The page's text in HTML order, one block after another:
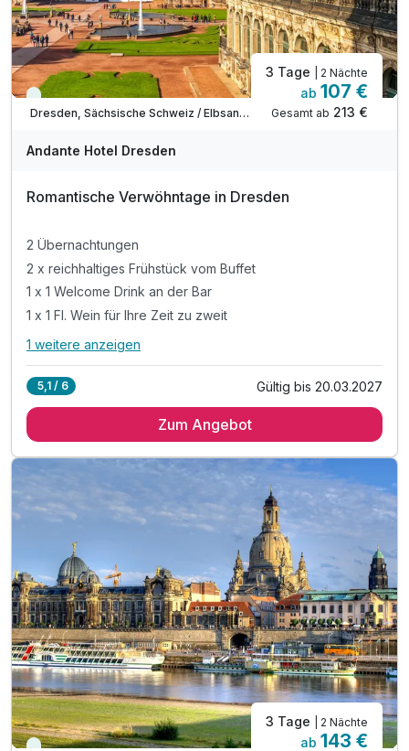
Viele Termine frei
Dresden, Sächsische Schweiz / Elbsandsteingebirge
3 Tage | 2 Nächte
ab 107 €
Gesamt ab 213 €
Andante Hotel Dresden
Romantische Verwöhntage in Dresden
2 Übernachtungen
2 x reichhaltiges Frühstück vom Buffet
1 x 1 Welcome Drink an der Bar
1 x 1 Fl. Wein für Ihre Zeit zu zweit
Alle Inklusivleistungen
2 x reichhaltiges Frühstück vom Buffet
1 x 1 Fl. Wein für Ihre Zeit zu zweit
inkl. W-LAN
1 weitere anzeigen
5,1 / 6 Gültig bis 20.03.2027
Zum Angebot
3 Tage | 2 Nächte
ab 143 €